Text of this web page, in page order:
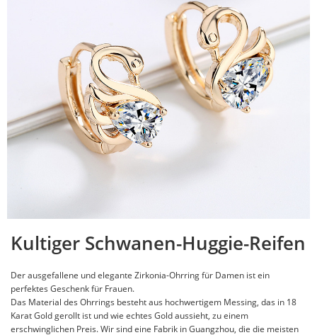
Kultiger Schwanen-Huggie-Reifen
Der ausgefallene und elegante Zirkonia-Ohrring für Damen ist ein
perfektes Geschenk für Frauen.
Das Material des Ohrrings besteht aus hochwertigem Messing, das in 18
Karat Gold gerollt ist und wie echtes Gold aussieht, zu einem
erschwinglichen Preis. Wir sind eine Fabrik in Guangzhou, die die meisten